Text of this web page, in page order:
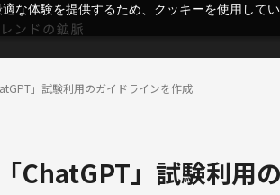
な体験を提供するため、クッキーを使用し
」試験利用のガイドラインを作成
ChatGPT」試験利用